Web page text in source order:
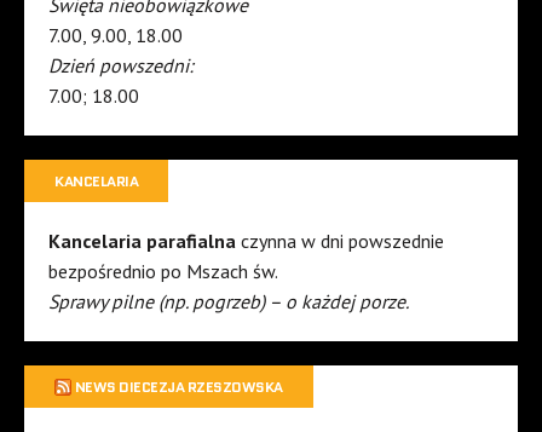
Święta nieobowiązkowe
7.00, 9.00, 18.00
Dzień powszedni:
7.00; 18.00
KANCELARIA
Kancelaria parafialna czynna w dni powszednie
bezpośrednio po Mszach św.
Sprawy pilne (np. pogrzeb) – o każdej porze.
NEWS DIECEZJA RZESZOWSKA